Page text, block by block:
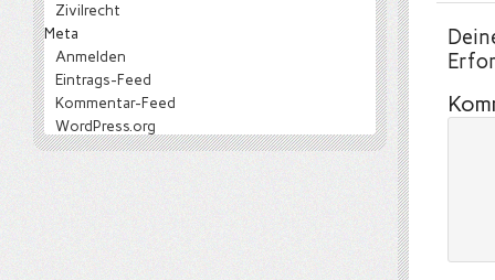
Zivilrecht
Meta
Anmelden
Eintrags-Feed
Kommentar-Feed
WordPress.org